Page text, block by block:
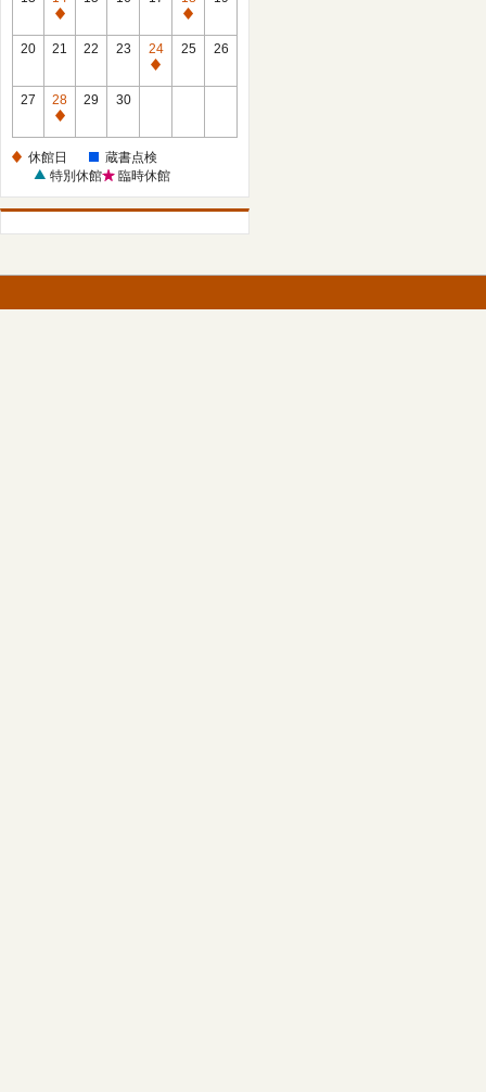
日
休
館
休
館
20 21 22 23
24
休
25 26
27
28
休
日
29 30
休館日
蔵書点検
特別休館
臨時休館